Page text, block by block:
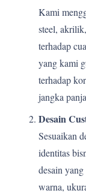
Kami
steel,
terhadap
yang kami
terhadap
jangka
Desain
Sesuaikan
identitas
desain
warna,